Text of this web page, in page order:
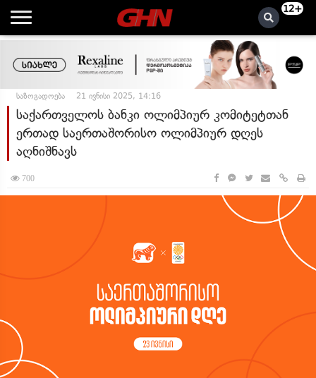
12+
საზოგადოება 21 ივნისი 2025, 14:16
საქართველოს ბანკი ოლიმპიურ კომიტეტთან
ერთად საერთაშორისო ოლიმპიურ დღეს
აღნიშნავს
700